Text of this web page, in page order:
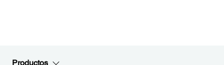
Productos